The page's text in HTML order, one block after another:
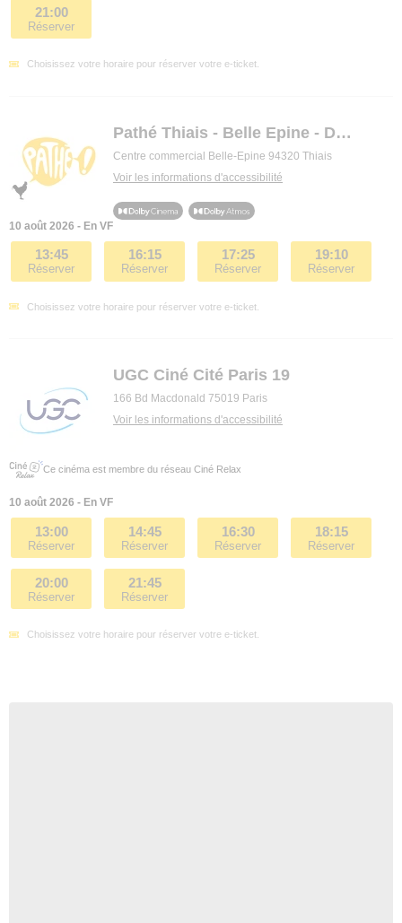
21:00
Réserver
Choisissez votre horaire pour réserver votre e-ticket.
Pathé Thiais - Belle Epine - Dolby Cinema
Centre commercial Belle-Epine 94320 Thiais
Voir les informations d'accessibilité
10 août 2026 - En VF
13:45
Réserver
16:15
Réserver
17:25
Réserver
19:10
Réserver
Choisissez votre horaire pour réserver votre e-ticket.
UGC Ciné Cité Paris 19
166 Bd Macdonald 75019 Paris
Voir les informations d'accessibilité
Ce cinéma est membre du réseau Ciné Relax
10 août 2026 - En VF
13:00
Réserver
14:45
Réserver
16:30
Réserver
18:15
Réserver
20:00
Réserver
21:45
Réserver
Choisissez votre horaire pour réserver votre e-ticket.